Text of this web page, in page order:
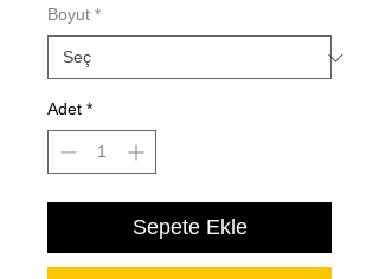
Boyut *
Adet *
Sepete Ekle